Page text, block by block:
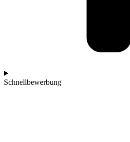
Schnellbewerbung